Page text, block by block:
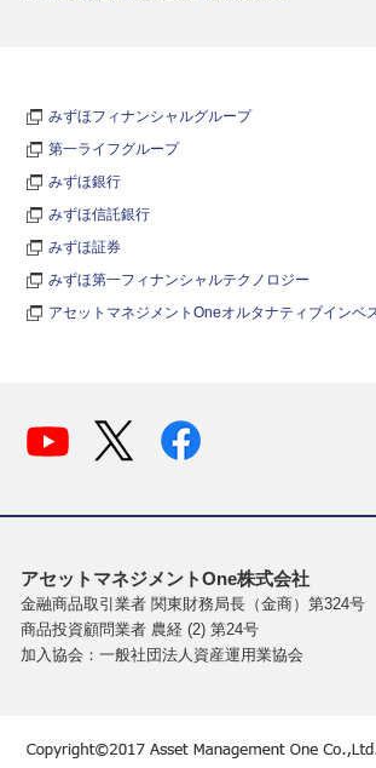
みずほフィナンシャルグループ
第一ライフグループ
みずほ銀行
みずほ信託銀行
みずほ証券
みずほ第一フィナンシャルテクノロジー
アセットマネジメントOneオルタナティブインベ
アセットマネジメントOne株式会社
金融商品取引業者 関東財務局長（金商）第324号
商品投資顧問業者 農経 (2) 第24号
加入協会：一般社団法人資産運用業協会